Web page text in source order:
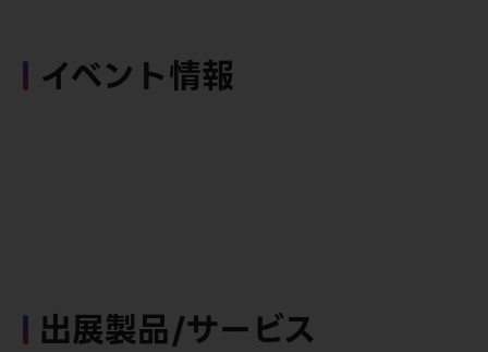
イベント情報
出展製品/サービス